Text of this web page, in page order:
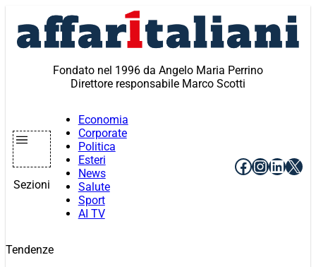
contenuto
Fondato nel 1996 da Angelo Maria Perrino
Direttore responsabile Marco Scotti
Sezioni
Economia
Corporate
Politica
Esteri
News
Salute
Sport
AI TV
Facebook
X
Tendenze